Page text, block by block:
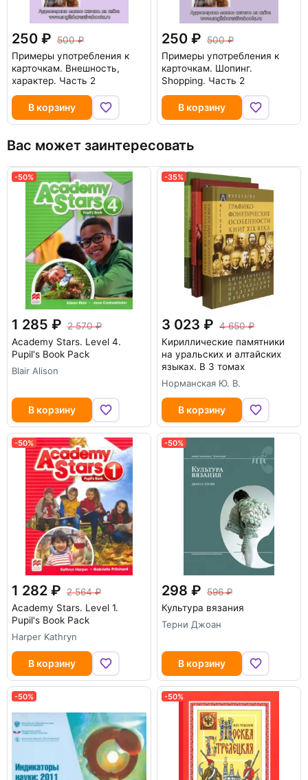
250
500
Примеры употребления к
карточкам. Внешность,
характер. Часть 2
В корзину
250
500
Примеры употребления к
карточкам. Шопинг.
Shopping. Часть 2
В корзину
Вас может заинтересовать
-50%
1 285
2 570
Academy Stars. Level 4.
Pupil's Book Pack
Blair Alison
В корзину
-35%
3 023
4 650
Кириллические памятники
на уральских и алтайских
языках. В 3 томах
Норманская Ю. В.
В корзину
-50%
1 282
2 564
Academy Stars. Level 1.
Pupil's Book Pack
Harper Kathryn
В корзину
-50%
298
596
Культура вязания
Терни Джоан
В корзину
-50% -50%